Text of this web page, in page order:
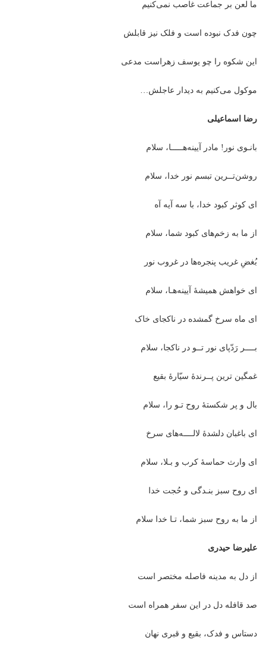
ما لعن بر جماعت غاصب نمی‌کنیم
چون فدک نبوده است و فلک نیز قابلش
این شکوه را چو یوسف زهراست مدعی
موکول می‌کنیم به دیدار عاجلش…
رضا اسماعیلی
بانـوی نور! مادر آیینه‌هـــــا، سلام
روشن‌تــرین تبسم نور خدا، سلام
ای کوثر کبود خدا، با سه آیه آه
از ما به زخم‌های کبود شما، سلام
بُغضِ غریب پنجره‌ها در غروب نور
ای خواهش همیشۀ آیینه‌هـا، سلام
ای ماه سرخ گمشده در ناکجای خاک
بــــر رَدّپای نور تــو در ناکجا، سلام
غمگین ‌ترین پــرندۀ سیّارۀ بقیع
بال و پر شکستۀ روح تـو را، سلام
ای باغبان دلشدۀ لالــــه‌های سرخ
ای وارث حماسۀ کرب و بـلا، سلام
ای روح سبز بنـدگی و حُجت خدا
از ما به روح سبز شما، تـا خدا سلام
علیرضا حیدری
از دل به مدینه فاصله مختصر است
صد قافله دل در این سفر همراه است
دستاس و فدک، بقیع و قبری نهان